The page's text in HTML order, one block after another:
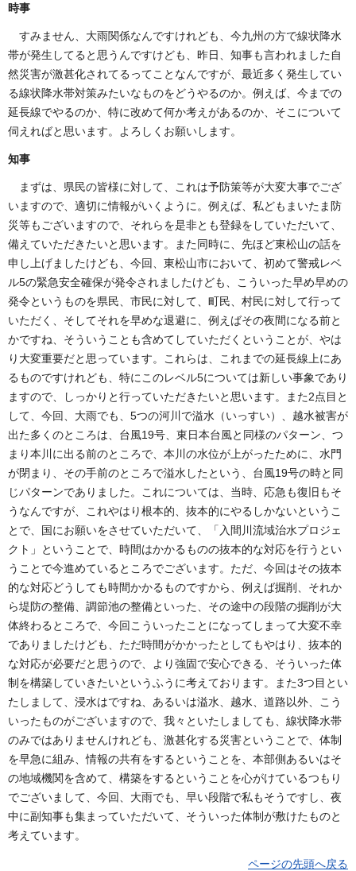
時事
すみません、大雨関係なんですけれども、今九州の方で線状降水
帯が発生してると思うんですけども、昨日、知事も言われました自
然災害が激甚化されてるってことなんですが、最近多く発生してい
る線状降水帯対策みたいなものをどうやるのか。例えば、今までの
延長線でやるのか、特に改めて何か考えがあるのか、そこについて
伺えればと思います。よろしくお願いします。
知事
まずは、県民の皆様に対して、これは予防策等が大変大事でござ
いますので、適切に情報がいくように。例えば、私どもまいたま防
災等もございますので、それらを是非とも登録をしていただいて、
備えていただきたいと思います。また同時に、先ほど東松山の話を
申し上げましたけども、今回、東松山市において、初めて警戒レベ
ル5の緊急安全確保が発令されましたけども、こういった早め早めの
発令というものを県民、市民に対して、町民、村民に対して行って
いただく、そしてそれを早めな退避に、例えばその夜間になる前と
かですね、そういうことも含めてしていただくということが、やは
り大変重要だと思っています。これらは、これまでの延長線上にあ
るものですけれども、特にこのレベル5については新しい事象であり
ますので、しっかりと行っていただきたいと思います。また2点目と
して、今回、大雨でも、5つの河川で溢水（いっすい）、越水被害が
出た多くのところは、台風19号、東日本台風と同様のパターン、つ
まり本川に出る前のところで、本川の水位が上がったために、水門
が閉まり、その手前のところで溢水したという、台風19号の時と同
じパターンでありました。これについては、当時、応急も復旧もそ
うなんですが、これやはり根本的、抜本的にやるしかないというこ
とで、国にお願いをさせていただいて、「入間川流域治水プロジェ
クト」ということで、時間はかかるものの抜本的な対応を行うとい
うことで今進めているところでございます。ただ、今回はその抜本
的な対応どうしても時間かかるものですから、例えば掘削、それか
ら堤防の整備、調節池の整備といった、その途中の段階の掘削が大
体終わるところで、今回こういったことになってしまって大変不幸
でありましたけども、ただ時間がかかったとしてもやはり、抜本的
な対応が必要だと思うので、より強固で安心できる、そういった体
制を構築していきたいというふうに考えております。また3つ目とい
たしまして、浸水はですね、あるいは溢水、越水、道路以外、こう
いったものがございますので、我々といたしましても、線状降水帯
のみではありませんけれども、激甚化する災害ということで、体制
を早急に組み、情報の共有をするということを、本部側あるいはそ
の地域機関を含めて、構築をするということを心がけているつもり
でございまして、今回、大雨でも、早い段階で私もそうですし、夜
中に副知事も集まっていただいて、そういった体制が敷けたものと
考えています。
ページの先頭へ戻る